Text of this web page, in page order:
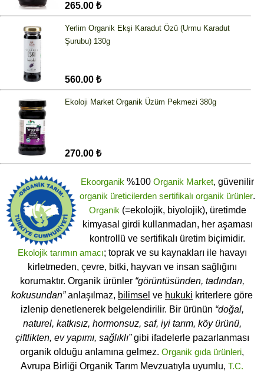
265.00 ₺
Yerlim Organik Ekşi Karadut Özü (Urmu Karadut
Şurubu) 130g
560.00 ₺
Ekoloji Market Organik Üzüm Pekmezi 380g
270.00 ₺
Ekoorganik %100 Organik Market, güvenilir
organik üreticilerden sertifikalı organik ürünler.
Organik (=ekolojik, biyolojik), üretimde
kimyasal girdi kullanmadan, her aşaması
kontrollü ve sertifikalı üretim biçimidir.
Ekolojik tarımın amacı; toprak ve su kaynakları ile havayı
kirletmeden, çevre, bitki, hayvan ve insan sağlığını
korumaktır. Organik ürünler “görüntüsünden, tadından,
kokusundan”anlaşılmaz, bilimsel ve hukuki kriterlere göre
izlenip denetlenerek belgelendirilir. Bir ürünün “doğal,
naturel, katkısız, hormonsuz, saf, iyi tarım, köy ürünü,
çiftlikten, ev yapımı, sağlıklı”gibi ifadelerle pazarlanması
organik olduğu anlamına gelmez. Organik gıda ürünleri,
Avrupa Birliği Organik Tarım Mevzuatıyla uyumlu, T.C.